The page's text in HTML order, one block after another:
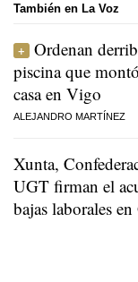
También en La Voz
Ordenan
piscina que
casa en Vigo
ALEJANDRO MARTÍNEZ
Xunta,
UGT firman el
bajas laborales